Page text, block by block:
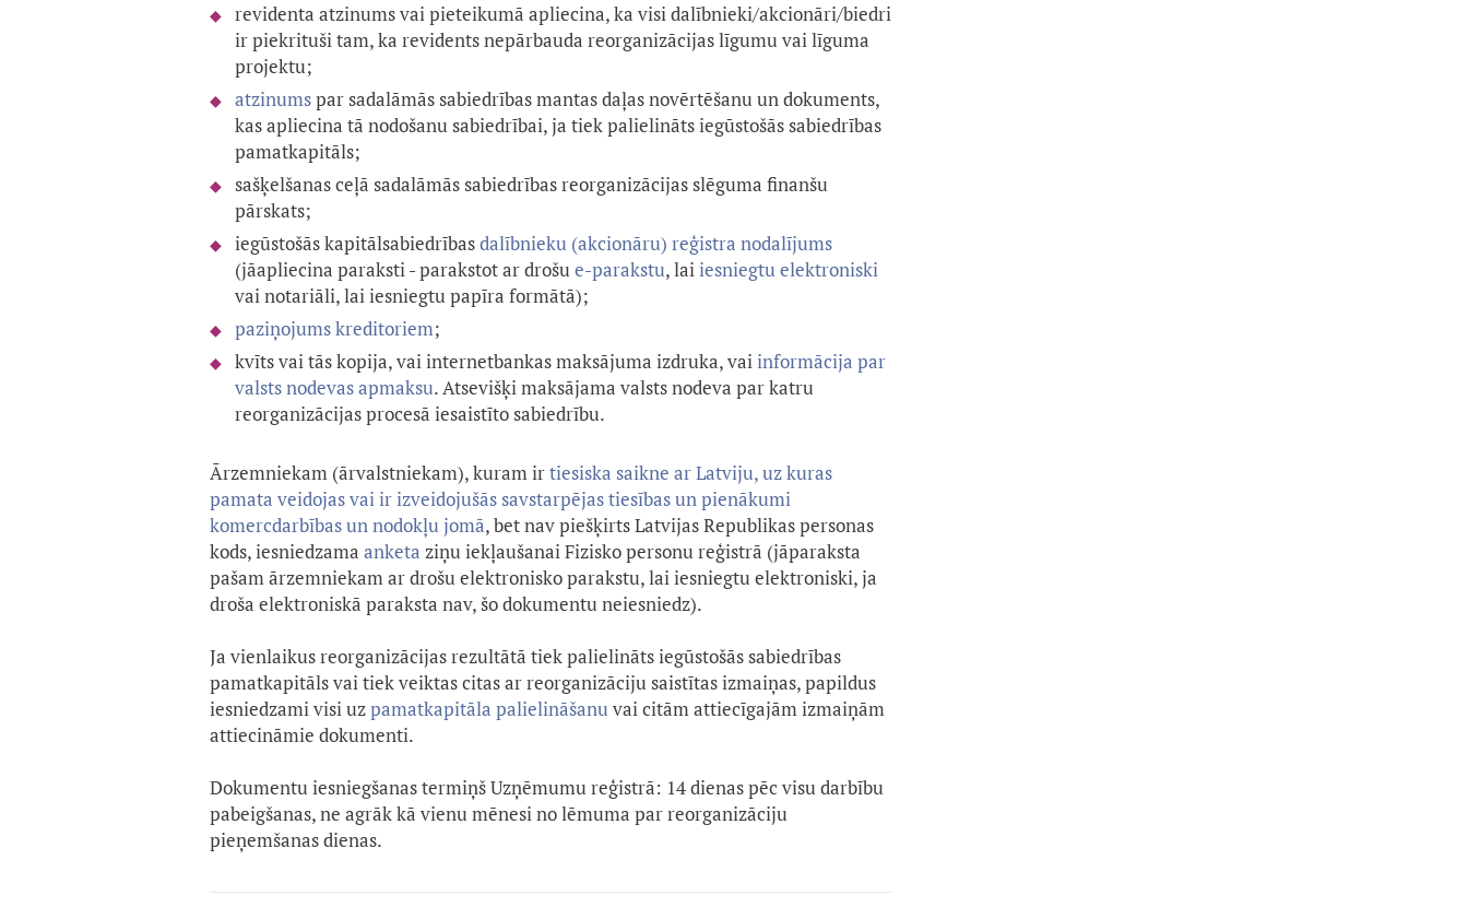
revidenta atzinums vai pieteikumā apliecina, ka visi dalībnieki/akcionāri/biedri
ir piekrituši tam, ka revidents nepārbauda reorganizācijas līgumu vai līguma
projektu;
atzinumspar sadalāmās sabiedrības mantas daļas novērtēšanu un dokuments,
kas apliecina tā nodošanu sabiedrībai, ja tiek palielināts iegūstošās sabiedrības
pamatkapitāls;
sašķelšanas ceļā sadalāmās sabiedrības reorganizācijas slēguma finanšu
pārskats;
iegūstošās kapitālsabiedrībasdalībnieku (akcionāru) reģistra nodalījums
(jāapliecina paraksti - parakstot ar drošue-parakstu, laiiesniegtu elektroniski
vai notariāli, lai iesniegtu papīra formātā);
paziņojums kreditoriem;
kvīts vai tās kopija, vai internetbankas maksājuma izdruka, vaiinformācija par
valsts nodevas apmaksu. Atsevišķi maksājama valsts nodeva par katru
reorganizācijas procesā iesaistīto sabiedrību.
Ārzemniekam (ārvalstniekam), kuram irtiesiska saikne ar Latviju, uz kuras
pamata veidojas vai ir izveidojušās savstarpējas tiesības un pienākumi
komercdarbības un nodokļu jomā, bet nav piešķirts Latvijas Republikas personas
kods, iesniedzama anketa ziņu iekļaušanai Fizisko personu reģistrā (jāparaksta
pašam ārzemniekam ar drošu elektronisko parakstu, lai iesniegtu elektroniski, ja
droša elektroniskā paraksta nav, šo dokumentu neiesniedz).
Ja vienlaikus reorganizācijas rezultātā tiek palielināts iegūstošās sabiedrības
pamatkapitāls vai tiek veiktas citas ar reorganizāciju saistītas izmaiņas, papildus
iesniedzami visi uzpamatkapitāla palielināšanu vai citām attiecīgajām izmaiņām
attiecināmie dokumenti.
Dokumentu iesniegšanas termiņš Uzņēmumu reģistrā: 14 dienas pēc visu darbību
pabeigšanas, ne agrāk kā vienu mēnesi no lēmuma par reorganizāciju
pieņemšanas dienas.